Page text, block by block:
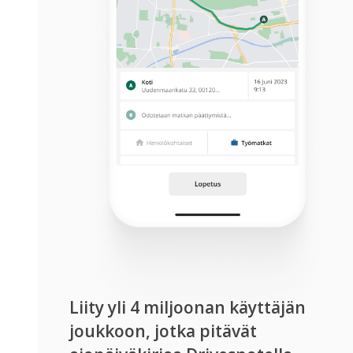
Liity yli 4 miljoonan käyttäjän
joukkoon, jotka pitävät